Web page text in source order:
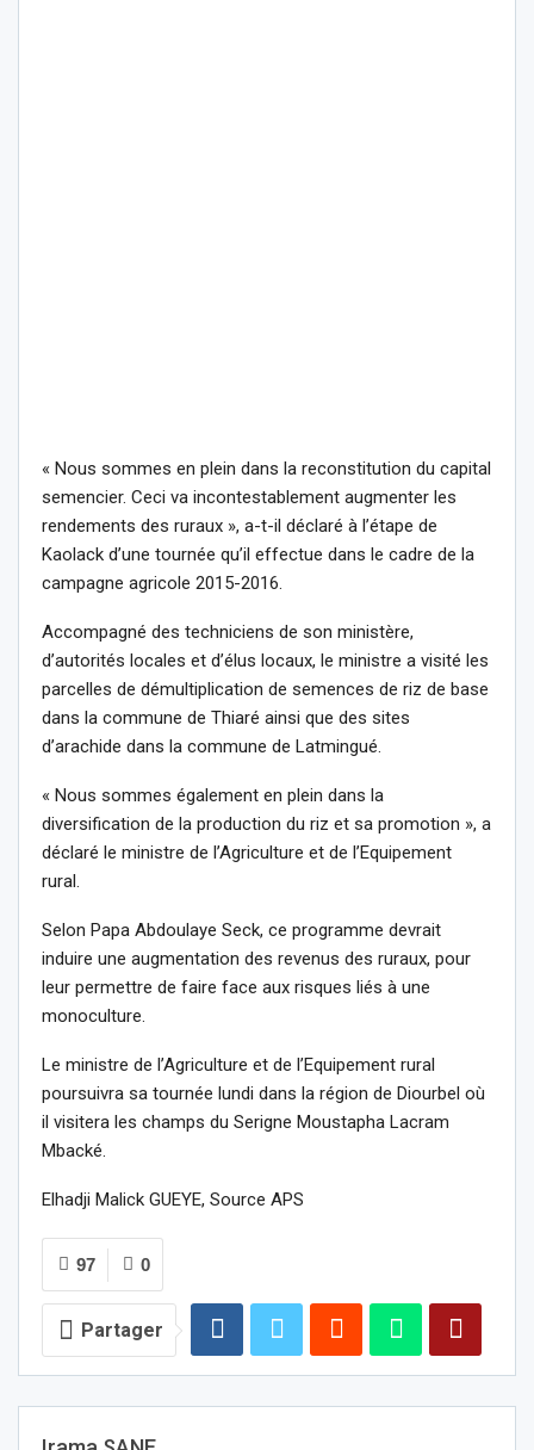
« Nous sommes en plein dans la reconstitution du capital
semencier. Ceci va incontestablement augmenter les
rendements des ruraux », a-t-il déclaré à l’étape de
Kaolack d’une tournée qu’il effectue dans le cadre de la
campagne agricole 2015-2016.
Accompagné des techniciens de son ministère,
d’autorités locales et d’élus locaux, le ministre a visité les
parcelles de démultiplication de semences de riz de base
dans la commune de Thiaré ainsi que des sites
d’arachide dans la commune de Latmingué.
« Nous sommes également en plein dans la
diversification de la production du riz et sa promotion », a
déclaré le ministre de l’Agriculture et de l’Equipement
rural.
Selon Papa Abdoulaye Seck, ce programme devrait
induire une augmentation des revenus des ruraux, pour
leur permettre de faire face aux risques liés à une
monoculture.
Le ministre de l’Agriculture et de l’Equipement rural
poursuivra sa tournée lundi dans la région de Diourbel où
il visitera les champs du Serigne Moustapha Lacram
Mbacké.
Elhadji Malick GUEYE, Source APS
0
97
Partager